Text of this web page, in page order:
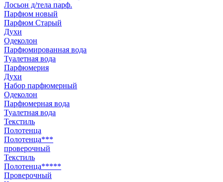
Лосьон д/тела парф.
Парфюм новый
Парфюм Старый
Духи
Одеколон
Парфюмированная вода
Туалетная вода
Парфюмерия
Духи
Набор парфюмерный
Одеколон
Парфюмерная вода
Туалетная вода
Текстиль
Полотенца
Полотенца***
проверочный
Текстиль
Полотенца*****
Проверочный